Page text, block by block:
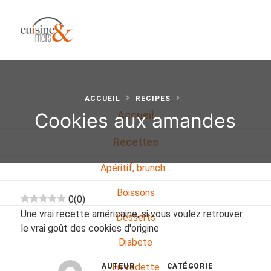
Accueil
Recettes
Apéritif, brunch…
Boissons
Desserts
Diabete
En vedette
ACCUEIL RECIPES
Cookies aux amandes
0(0)
Une vrai recette américaine, si vous voulez retrouver
le vrai goût des cookies d'origine
AUTEUR CATÉGORIE